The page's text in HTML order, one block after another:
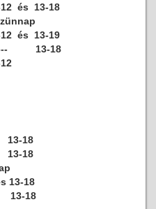
és 13-18
és 13-19
13-18
18
18
13-18
18